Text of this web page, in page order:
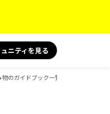
ニティを見る
のガイドブック一覧